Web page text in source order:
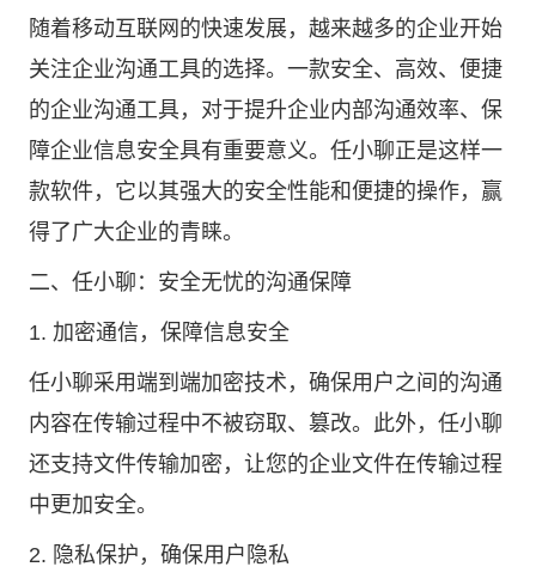
随着移动互联网的快速发展，越来越多的企业开始
关注企业沟通工具的选择。一款安全、高效、便捷
的企业沟通工具，对于提升企业内部沟通效率、保
障企业信息安全具有重要意义。任小聊正是这样一
款软件，它以其强大的安全性能和便捷的操作，赢
得了广大企业的青睐。
二、任小聊：安全无忧的沟通保障
1. 加密通信，保障信息安全
任小聊采用端到端加密技术，确保用户之间的沟通
内容在传输过程中不被窃取、篡改。此外，任小聊
还支持文件传输加密，让您的企业文件在传输过程
中更加安全。
2. 隐私保护，确保用户隐私